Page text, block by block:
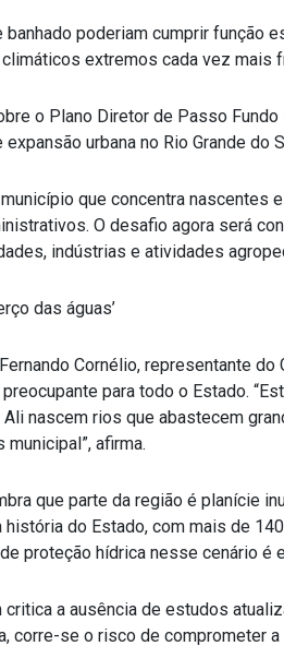
banhado poderiam cumprir função
extremos cada vez mais
o Plano Diretor de Passo
urbana no Rio Grande do
município que concentra
O desafio agora será
indústrias e atividades
das águas’
Cornélio, representante
para todo o Estado.
Ali nascem rios que abastecem
municipal”, afirma.
que parte da região é planície
história do Estado, com mais de
proteção hídrica nesse cenário é
critica a ausência de estudos
corre-se o risco de comprometer a